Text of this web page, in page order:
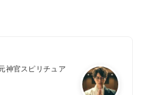
神官スピリチュア